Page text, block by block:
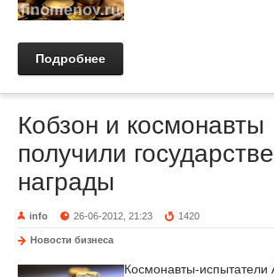
Подробнее
Кобзон и космонавты
получили
награды
info 26-06-2012, 21:23 1420
Новости бизнеса
Космонавты-испытатели